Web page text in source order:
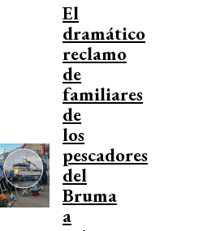
El
dramático
reclamo
de
familiares
de
los
pescadores
del
Bruma
a